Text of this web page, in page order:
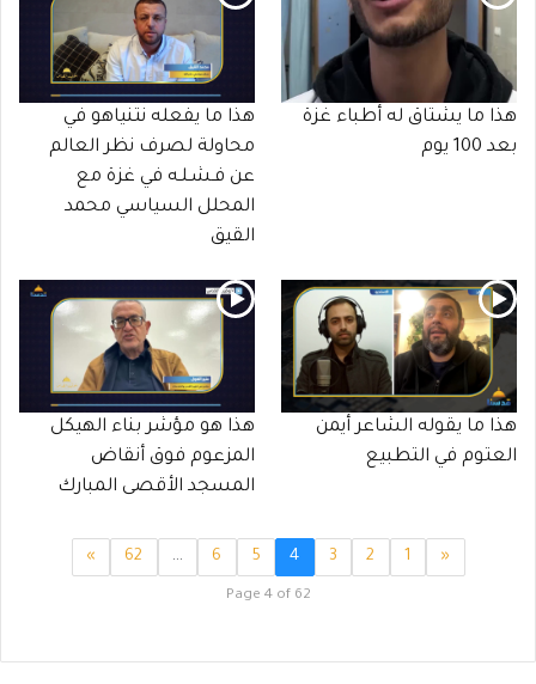
هذا ما يشتاق له أطباء غزة
بعد 100 يوم
هذا ما يفعله نتنياهو في
محاولة لصرف نظر العالم
عن فـشـلـه في غزة مع
المحلل السياسي محمد
القيق
هذا ما يقوله الشاعر أيمن
العتوم في التطبيع
هذا هو مؤشر بناء الهيكل
المزعوم فوق أنقاض
المسجد الأقصى المبارك
«
1
2
3
4
5
6
…
62
»
Page 4 of 62